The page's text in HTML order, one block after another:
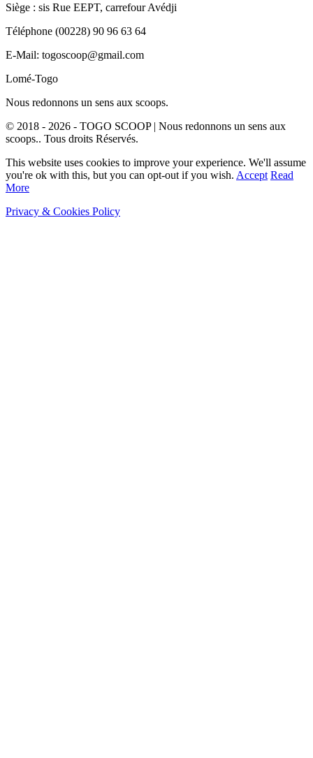
Siège : sis Rue EEPT, carrefour Avédji
Téléphone (00228) 90 96 63 64
E-Mail: togoscoop@gmail.com
Lomé-Togo
Nous redonnons un sens aux scoops.
© 2018 - 2026 - TOGO SCOOP | Nous redonnons un sens aux
scoops.. Tous droits Réservés.
This website uses cookies to improve your experience. We'll assume
you're ok with this, but you can opt-out if you wish. Accept Read
More
Privacy & Cookies Policy